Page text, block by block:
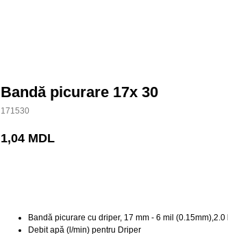
Bandă picurare 17x 30
171530
1,04 MDL
Bandă picurare cu driper, 17 mm - 6 mil
Debit apă (l/min) pentru Driper